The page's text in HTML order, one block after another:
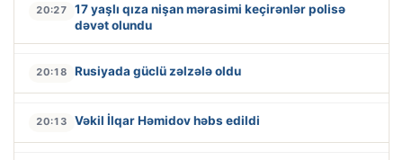
20:27
17 yaşlı qıza nişan mərasimi keçirənlər polisə
dəvət olundu
20:18 Rusiyada güclü zəlzələ oldu
20:13 Vəkil İlqar Həmidov həbs edildi